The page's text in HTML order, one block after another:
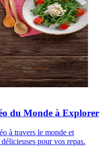
du Monde à Explorer
à travers le monde et
pour vos repas.